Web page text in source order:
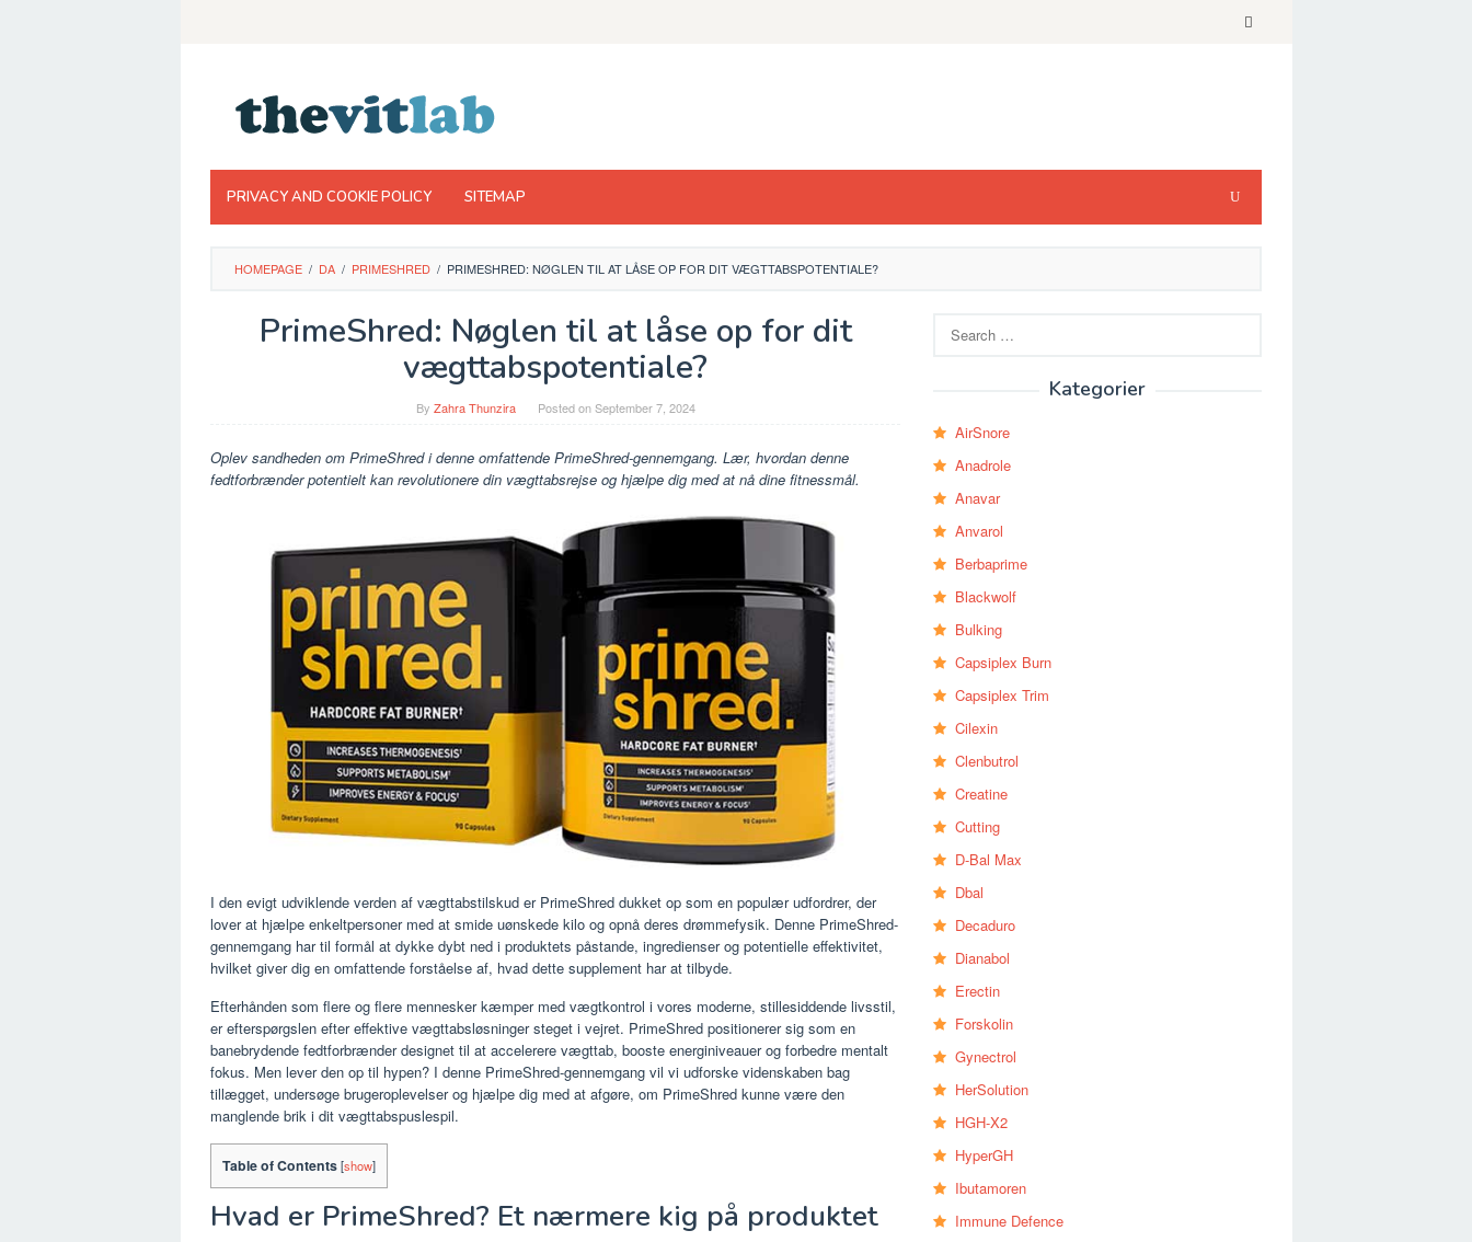
PRIVACY AND COOKIE POLICY SITEMAP
HOMEPAGE / DA / PRIMESHRED / PRIMESHRED: NØGLEN TIL AT LÅSE OP FOR DIT VÆGTTABSPOTENTIALE?
PrimeShred: Nøglen til at låse op for dit
vægttabspotentiale?
By Zahra Thunzira Posted onSeptember 7, 2024
Oplev sandheden om PrimeShred i denne omfattende PrimeShred-gennemgang. Lær, hvordan denne
fedtforbrænder potentielt kan revolutionere din vægttabsrejse og hjælpe dig med at nå dine fitnessmål.
I den evigt udviklende verden af ​​vægttabstilskud er PrimeShred dukket op som en populær udfordrer, der
lover at hjælpe enkeltpersoner med at smide uønskede kilo og opnå deres drømmefysik. Denne PrimeShred-
gennemgang har til formål at dykke dybt ned i produktets påstande, ingredienser og potentielle effektivitet,
hvilket giver dig en omfattende forståelse af, hvad dette supplement har at tilbyde.
Efterhånden som flere og flere mennesker kæmper med vægtkontrol i vores moderne, stillesiddende livsstil,
er efterspørgslen efter effektive vægttabsløsninger steget i vejret. PrimeShred positionerer sig som en
banebrydende fedtforbrænder designet til at accelerere vægttab, booste energiniveauer og forbedre mentalt
fokus. Men lever den op til hypen? I denne PrimeShred-gennemgang vil vi udforske videnskaben bag
tillægget, undersøge brugeroplevelser og hjælpe dig med at afgøre, om PrimeShred kunne være den
manglende brik i dit vægttabspuslespil.
Table of Contents[show]
Hvad er PrimeShred? Et nærmere kig på produktet
for:
Kategorier
AirSnore
Anadrole
Anavar
Anvarol
Berbaprime
Blackwolf
Bulking
Capsiplex Burn
Capsiplex Trim
Cilexin
Clenbutrol
Creatine
Cutting
D-Bal Max
Dbal
Decaduro
Dianabol
Erectin
Forskolin
Gynectrol
HerSolution
HGH-X2
HyperGH
Ibutamoren
Immune Defence